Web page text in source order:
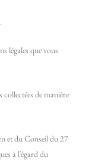
légales que vous
collectées de manière
et du Conseil du 27
à l’égard du